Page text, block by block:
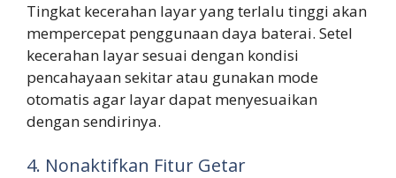
Tingkat kecerahan layar yang terlalu tinggi akan
mempercepat penggunaan daya baterai. Setel
kecerahan layar sesuai dengan kondisi
pencahayaan sekitar atau gunakan mode
otomatis agar layar dapat menyesuaikan
dengan sendirinya.
4. Nonaktifkan Fitur Getar